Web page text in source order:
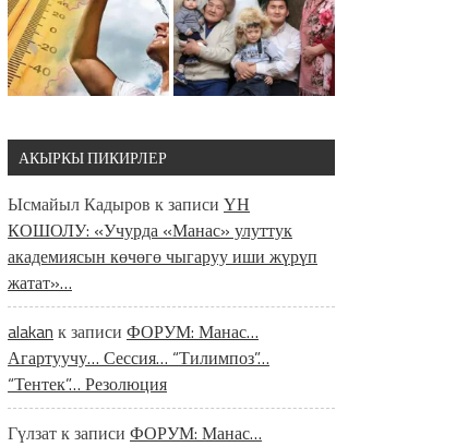
АКЫРКЫ ПИКИРЛЕР
Ысмайыл Кадыров к записи ҮН
КОШОЛУ: «Учурда «Манас» улуттук
академиясын көчөгө чыгаруу иши жүрүп
жатат»…
alakan к записи ФОРУМ: Манас…
Агартуучу… Сессия… “Тилимпоз”…
“Тентек”… Резолюция
Гүлзатк записи ФОРУМ: Манас…